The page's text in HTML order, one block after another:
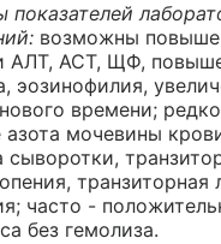
показателей
возможны
АЛТ, АСТ, ЩФ,
эозинофилия,
времени;
мочевины
сыворотки,
транзиторная
часто -
без гемолиза.